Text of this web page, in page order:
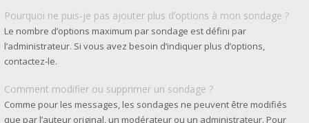
Pourquoi ne puis-je pas ajouter plus d’options à mon sondage ?
Le nombre d’options maximum par sondage est défini par
l’administrateur. Si vous avez besoin d’indiquer plus d’options,
contactez-le.
Comment modifier ou supprimer un sondage ?
Comme pour les messages, les sondages ne peuvent être modifiés
que par l’auteur original, un modérateur ou un administrateur. Pour